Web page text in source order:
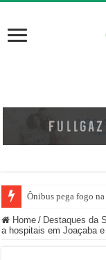
Ônibus pega fogo
Motorista erra
Home / Destaques da
a hospitais em Joaçaba